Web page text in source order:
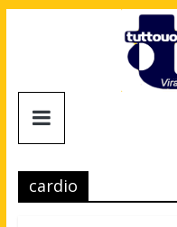
Tv,
Cinema,
cardio